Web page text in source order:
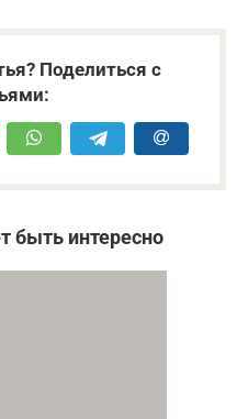
Поделиться с
быть интересно